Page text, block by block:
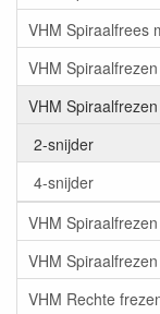
VHM Spiraalfrees
VHM
VHM
2-snijder
4-snijder
VHM
VHM
VHM Rechte